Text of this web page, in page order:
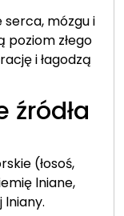
mózgu i
poziom złego
i łagodzą
źródła
(łosoś,
lniane,
lniany.